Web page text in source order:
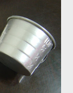
曝曬環境，都可
克馬鈴薯含2~15
長，木不子不是
友分享。) ◆ 馬鈴
線照射持續增加
馬鈴薯，切開後
12/12修正，